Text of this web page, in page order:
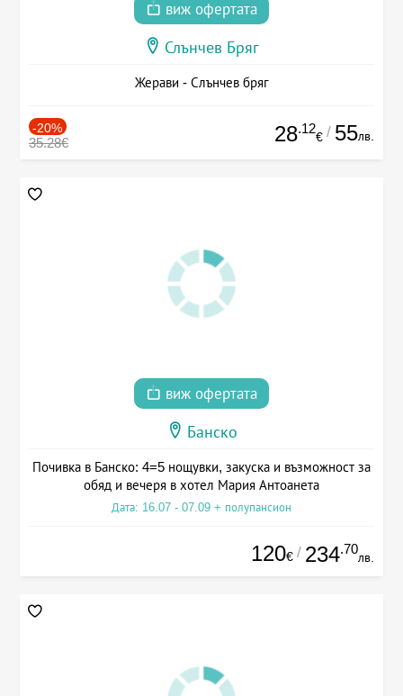
виж офертата
Слънчев Бряг
Жерави - Слънчев бряг
-20%
35.28€ 28.12
€ / 55лв.
виж офертата
Банско
Почивка в Банско: 4=5 нощувки, закуска и възможност за
обяд и вечеря в хотел Мария Антоанета
Дата: 16.07 - 07.09 + полупансион
120€ / 234.70
лв.